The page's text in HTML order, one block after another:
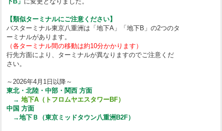
【類似ターミナルにご注意ください】
バスターミナル東京八重洲は「地下A」「地下B」の2つのタ
ーミナルがあります。
（各ターミナル間の移動は約10分かかります）
行先方面により、ターミナルが異なりますのでご注意くだ
さい。
～2026年4月1日以降～
東北・北陸・中部・関西 方面
→ 地下A（トフロムヤエスタワーBF）
中国 方面
→地下Ｂ（東京ミッドタウン八重洲B2F）